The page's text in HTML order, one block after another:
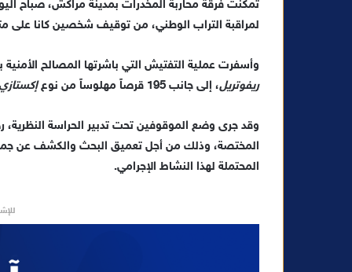
س
ل
ر
ي
ا
لمراقبة التراب الوطني، من توقيف شخصين كانا على
وأسفرت عملية التفتيش التي باشرتها المصالح الأمنية بمحل عمل
ريفوتريل، إلى جانب 195 قرصاً مهلوساً من نوع
وقد جرى وضع الموقوفين تحت تدبير الحراسة النظرية،
المختصة، وذلك من أجل تعميق البحث والكشف عن
المحتملة لهذا النشاط الإجرامي.